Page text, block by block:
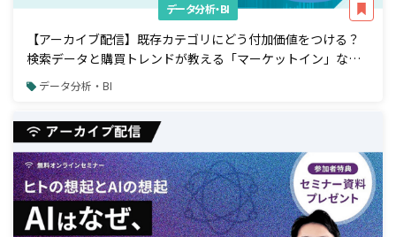
データ分析・BI
【アーカイブ配信】既存カテゴリにどう付加価値をつける？
検索データと購買トレンドが教える「マーケットイン」な商
品開発アプローチ
データ分析・BI